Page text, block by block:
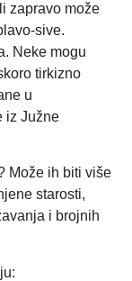
zapravo može
sive.
Neke mogu
tirkizno
u
iz Južne
Može ih biti više
starosti,
i brojnih